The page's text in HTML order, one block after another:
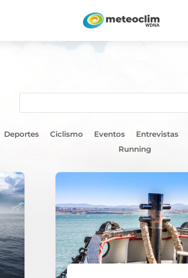
Deportes Ciclismo Eventos Entrevistas
Running